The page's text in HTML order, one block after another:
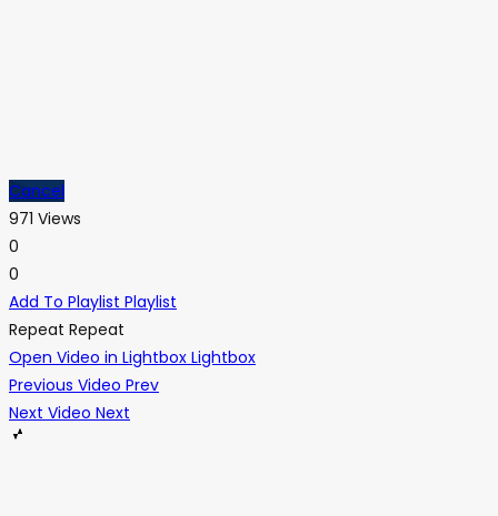
Cancel
971 Views
0
0
Add To Playlist Playlist
Repeat Repeat
Open Video in Lightbox Lightbox
Previous Video Prev
Next Video Next